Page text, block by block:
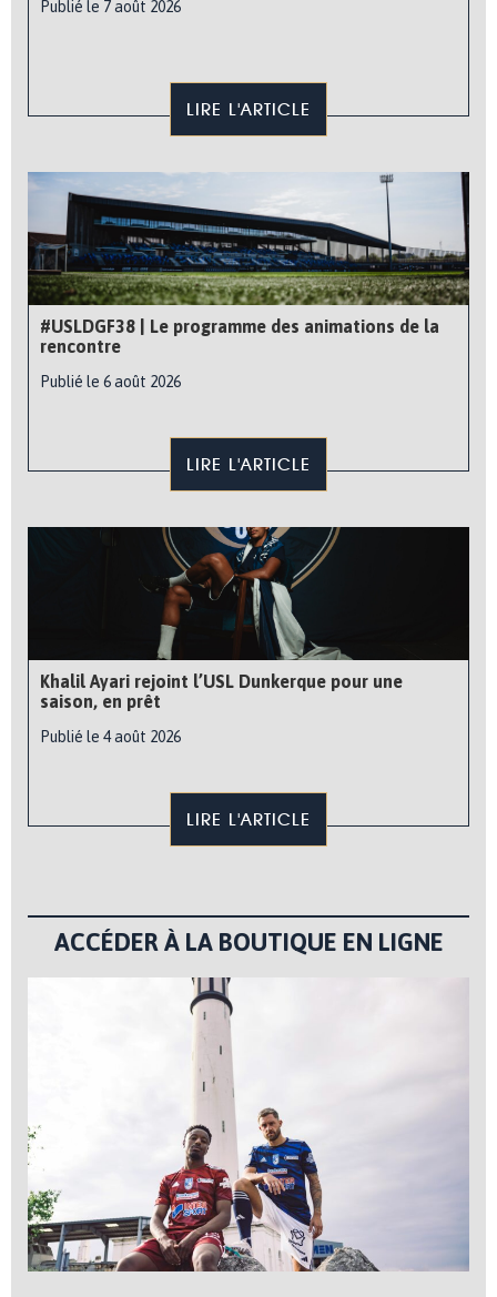
Publié le 7 août 2026
LIRE L'ARTICLE
#USLDGF38 | Le programme des animations de la
rencontre
Publié le 6 août 2026
LIRE L'ARTICLE
Khalil Ayari rejoint l’USL Dunkerque pour une
saison, en prêt
Publié le 4 août 2026
LIRE L'ARTICLE
ACCÉDER À LA BOUTIQUE EN LIGNE